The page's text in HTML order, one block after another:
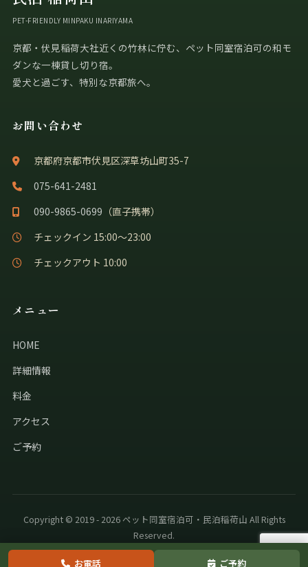
PET-FRIENDLY MINPAKU INARIYAMA
京都・伏見稲荷大社近くの竹林に佇む、ペット同室宿泊可の和モ
ダンな一棟貸し切り宿。
愛犬と過ごす、特別な京都旅へ。
お問い合わせ
京都府京都市伏見区深草坊山町35-7
075-641-2481
090-9865-0699 （直子携帯）
チェックイン 15:00〜23:00
チェックアウト 10:00
メニュー
HOME
詳細情報
料金
アクセス
ご予約
Copyright © 2019 - 2026 ペット同室宿泊可・民泊稲荷山 All Rights
Reserved.
お電話 ご予約